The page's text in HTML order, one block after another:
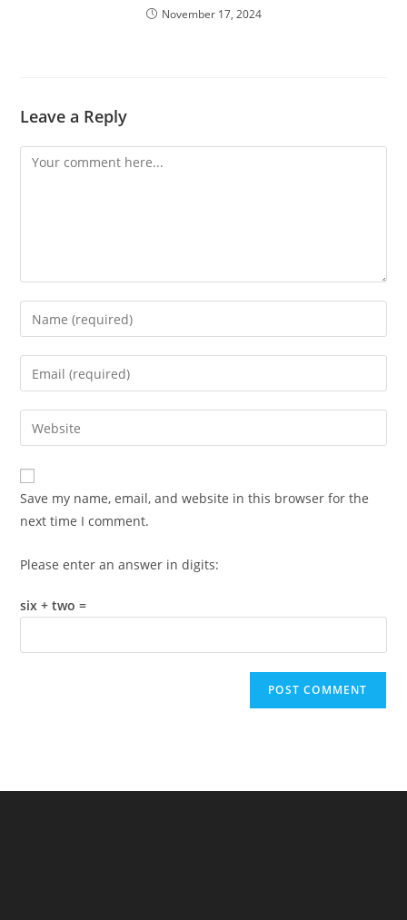
November 17, 2024
Leave a Reply
Comment
Enter
your
name
comment
Enter
your
email
address
comment
Enter
your
website
URL
(optional)
Save my name, email, and website in this browser for the
next time I comment.
Please enter an answer in digits:
six + two =